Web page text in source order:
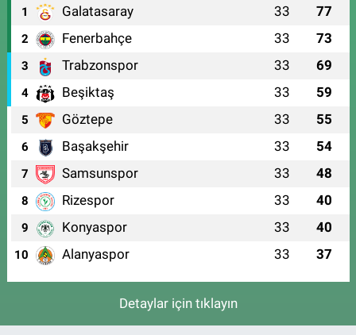
1 Galatasaray 33 77
2 Fenerbahçe 33 73
3 Trabzonspor 33 69
4 Beşiktaş 33 59
5 Göztepe 33 55
6 Başakşehir 33 54
7 Samsunspor 33 48
8 Rizespor 33 40
9 Konyaspor 33 40
10 Alanyaspor 33 37
Detaylar için tıklayın